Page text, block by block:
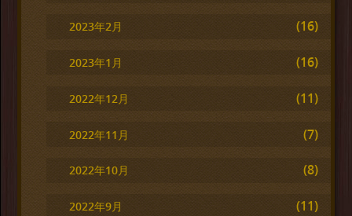
2023年2月 (16)
2023年1月 (16)
2022年12月 (11)
2022年11月 (7)
2022年10月 (8)
2022年9月 (11)